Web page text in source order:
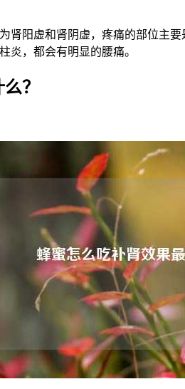
肾阳虚和肾阴虚，疼痛的部位主
炎，都会有明显的腰痛。
？